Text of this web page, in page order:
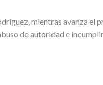
mientras avanza el
de autoridad e